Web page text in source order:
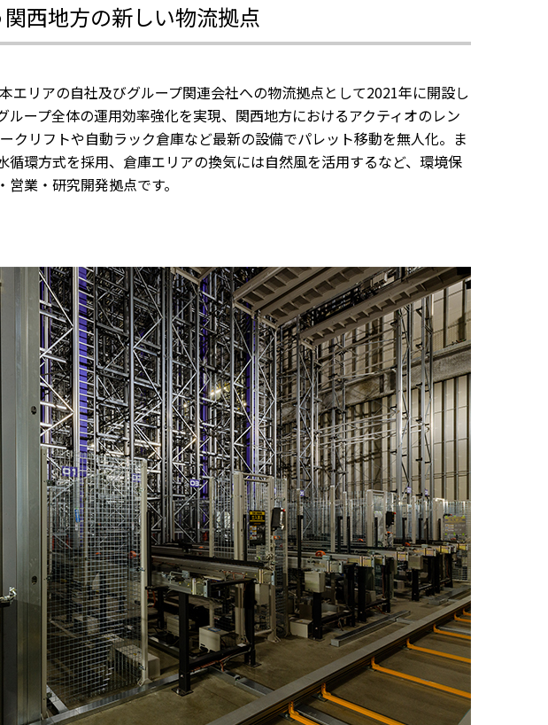
西地方の新しい物流拠点
エリアの自社及びグループ関連会社への物流拠点として2021年に開設し
ープ全体の運用効率強化を実現、関西地方におけるアクティオのレン
クリフトや自動ラック倉庫など最新の設備でパレット移動を無人化。ま
環方式を採用、倉庫エリアの換気には自然風を活用するなど、環境保
業・研究開発拠点です。